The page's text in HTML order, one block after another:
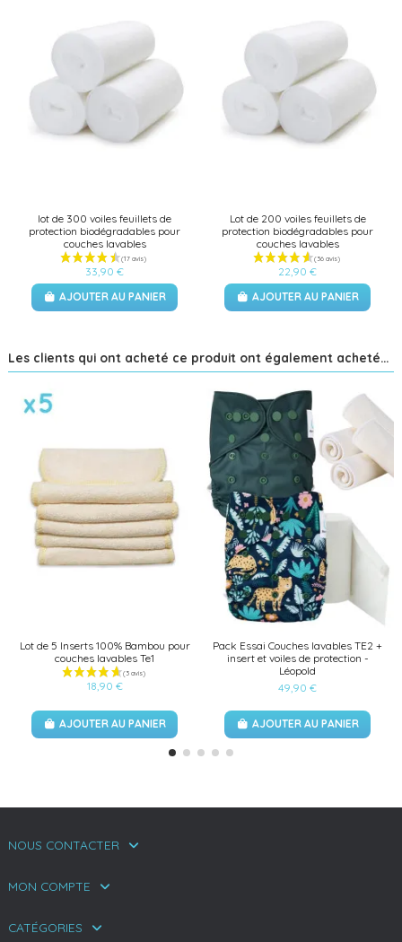
lot de 300 voiles feuillets de
protection biodégradables pour
couches lavables
33,90 €
AJOUTER AU PANIER
Lot de 200 voiles feuillets de
protection biodégradables pour
couches lavables
22,90 €
AJOUTER AU PANIER
Les clients qui ont acheté ce produit ont également acheté...
Lot de 5 Inserts 100% Bambou pour
couches lavables Te1
18,90 €
AJOUTER AU PANIER
Pack Essai Couches lavables TE2 +
insert et voiles de protection -
Léopold
49,90 €
AJOUTER AU PANIER
NOUS CONTACTER
MON COMPTE
CATÉGORIES